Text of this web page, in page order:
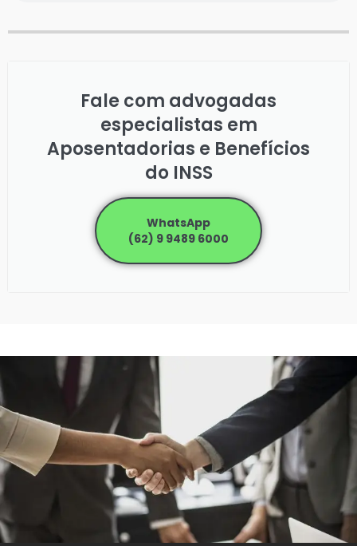
Fale com advogadas
especialistas em
Aposentadorias e Benefícios
do INSS
WhatsApp
(62) 9 9489 6000